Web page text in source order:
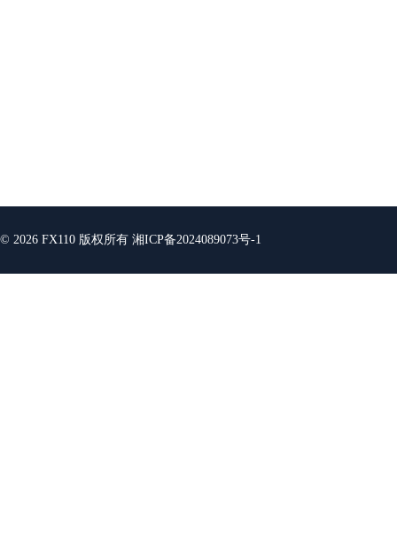
© 2026 FX110 版权所有 湘ICP备2024089073号-1